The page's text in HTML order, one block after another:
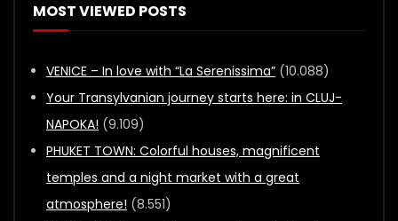
MOST VIEWED POSTS
VENICE – In love with “La Serenissima” (10.088)
Your Transylvanian journey starts here: in CLUJ-
NAPOKA! (9.109)
PHUKET TOWN: Colorful houses, magnificent
temples and a night market with a great
atmosphere! (8.551)